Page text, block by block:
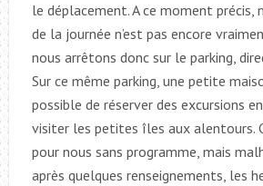
le déplacement. A ce moment précis,
de la journée n’est pas encore
nous arrêtons donc sur le parking,
Sur ce même parking, une petite
possible de réserver des excursions
visiter les petites îles aux alentours.
pour nous sans programme, mais
après quelques renseignements, les